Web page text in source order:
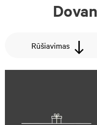
Rūšiavimas